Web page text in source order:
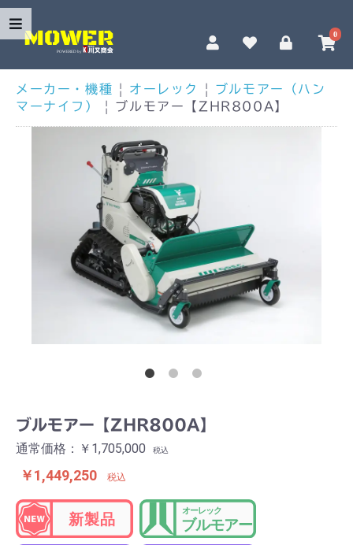
0
メーカー・機種 | オーレック | ブルモアー（ハン
マーナイフ）
| ブルモアー【ZHR800A】
ブルモアー【ZHR800A】
通常価格：￥1,705,000 税込
￥1,449,250 税込